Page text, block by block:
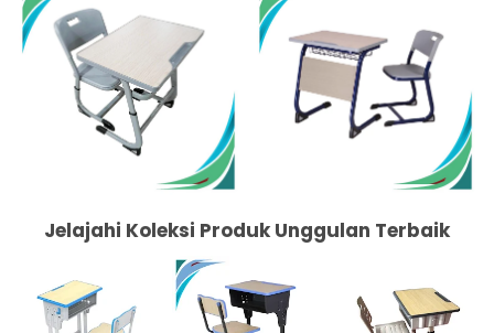
Jelajahi Koleksi Produk Unggulan Terbaik